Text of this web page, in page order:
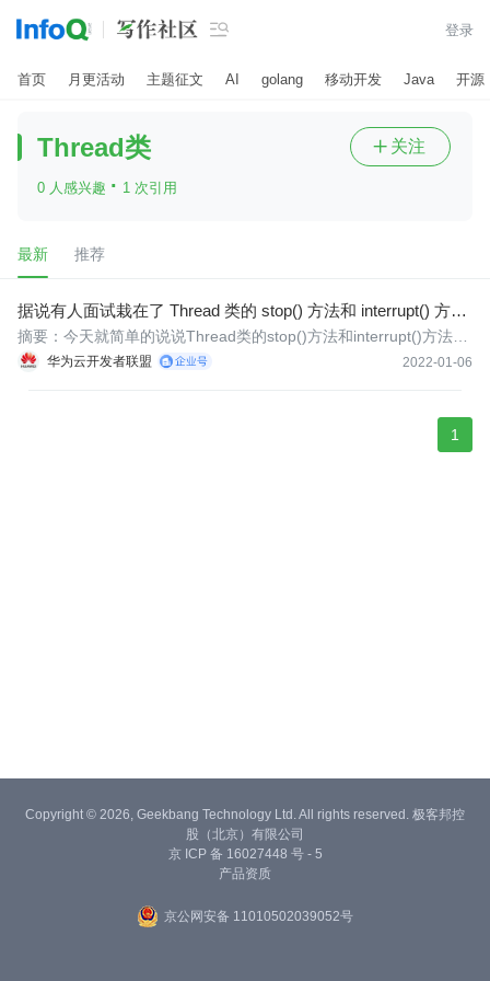
 登录
首页 月更活动 主题征文 AI golang 移动开发 Java 开源
Thread类
0 人感兴趣 · 1 次引用
 关注
最新 推荐
据说有人面试栽在了 Thread 类的 stop() 方法和 interrupt() 方法
上
华为云开发者联盟 2022-01-06
摘要：今天就简单的说说Thread类的stop()方法和interrupt()方法到
底有啥区别。
1
Copyright © 2026, Geekbang Technology Ltd. All rights reserved. 极客邦控
股（北京）有限公司
京 ICP 备 16027448 号 - 5
产品资质
京公网安备 11010502039052号